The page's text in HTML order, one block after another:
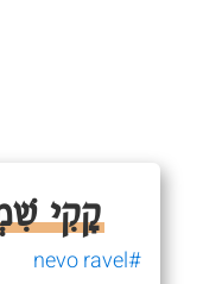
קָקִי
#nevo ravel